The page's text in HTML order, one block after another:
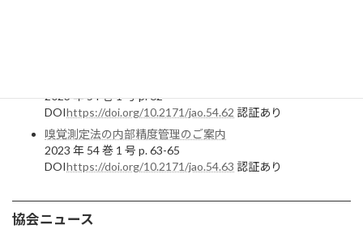
2023 年 54 巻 1 号 p. 62
DOIhttps://doi.org/10.2171/jao.54.62 認証あり
嗅覚測定法の内部精度管理のご案内
2023 年 54 巻 1 号 p. 63-65
DOIhttps://doi.org/10.2171/jao.54.63 認証あり
協会ニュース